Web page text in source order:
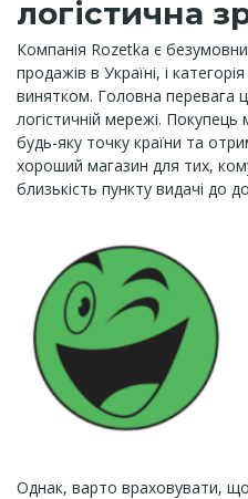
логістична
Компанія Rozetka є
продажів в Україні, і
винятком. Головна перевага
логістичній мережі.
будь-яку точку країни та
хороший магазин для тих,
близькість пункту видачі до
Однак, варто враховувати,